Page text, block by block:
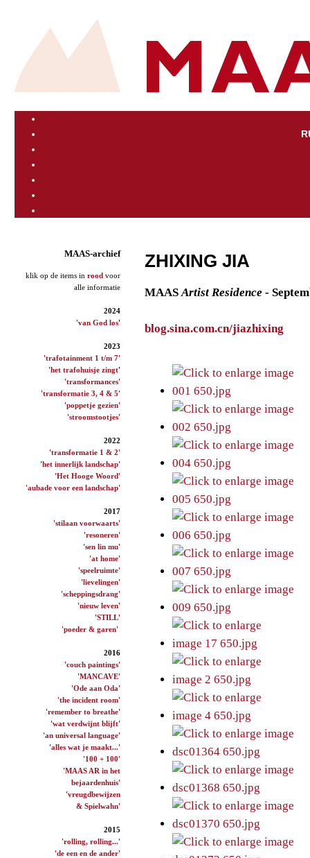
MAAS-archief
klik op de items in rood voor
alle informatie
2024
'van God los'
2023
'trafotainment 1 t/m 7'
'het trafohuisje zingt'
'transformances'
'transformatie 3, 4 & 5'
'poppetje gezien'
'stroomstootjes'
2022
'transformatie 1 & 2'
'het innerlijk landschap'
'Het Hooge Woord'
'aubade voor een landschap'
2017
'stilaan voorwaarts'
'resoneren'
'sen lin mu'
'at home'
'speelruimte'
'lievelingen'
'scheppingsdrang'
'nieuw leven'
'STILL'
'poeder & garen'
2016
'couch paintings'
'MANCAVE'
'Ode aan Oda'
'the incident room'
'remember to breathe'
'wat verdwijnt blijft'
'an universal language'
'alles wat je maakt...'
'100 + 100'
'MAAS AR in het
bejaardenhuis'
'vreugdbewijzen
& Spielwahn'
2015
'rolling, rolling...'
'de een en de ander'
ZHIXING JIA
MAASArtist Residence -
blog.sina.com.cn/jiazhixing